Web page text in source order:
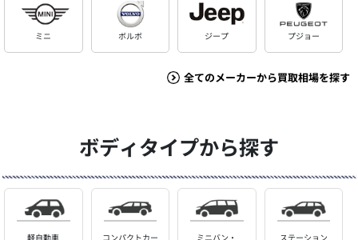
ミニ ボルボ ジープ プジョー
全てのメーカーから買取相場を探す
ボディタイプから探す
軽自動車 コンパクトカー
ミニバン・
ステーション